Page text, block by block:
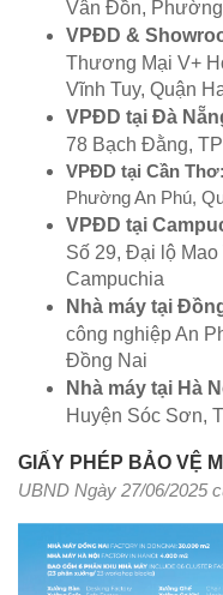
Vân Đồn,
VPĐD &
Thương Mại V+
Vĩnh Tuy, Quận
VPĐD tại Đà
78 Bạch Đằng,
VPĐD tại Cần Thơ:
Phường An Phú,
VPĐD tại
Số 29, Đại lộ Mao
Campuchia
Nhà máy tại
công nghiệp An
Đồng Nai
Nhà máy tại Hà
Huyện Sóc Sơn,
GIẤY PHÉP BẢO VỆ
UBND Ngày 27/06/2025